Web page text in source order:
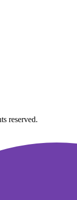
reserved.